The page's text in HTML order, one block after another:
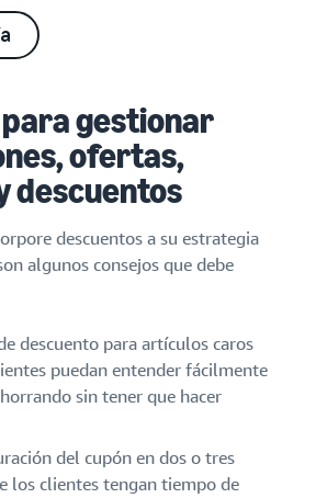
gestionar
ofertas,
descuentos
descuentos a su estrategia
algunos consejos que debe
descuento para artículos caros
puedan entender fácilmente
sin tener que hacer
del cupón en dos o tres
los clientes tengan tiempo de